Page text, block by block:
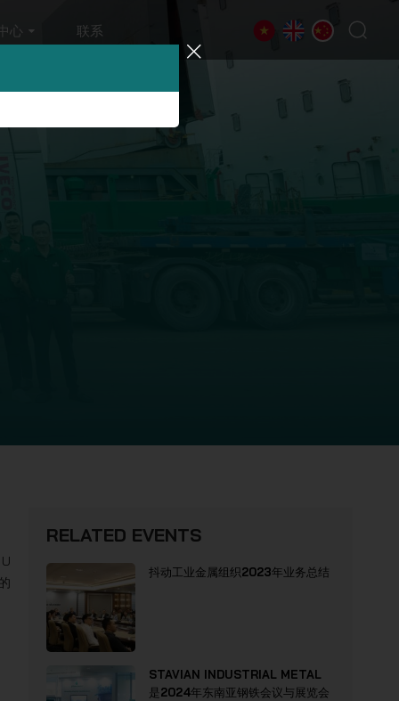
心 联系
RELATED EVENTS
抖动工业金属组织2023年业务总结
STAVIAN INDUSTRIAL METAL
是2024年东南亚钢铁会议与展览会